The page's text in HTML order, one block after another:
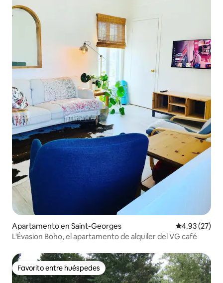
Apartamento en Saint-Georges Calificación
4.93 (27)
L'Évasion Boho, el apartamento de alquiler del VG café
Favorito entre huéspedes
Favorito entre huéspedes